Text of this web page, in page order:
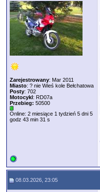
Zarejestrowany: Mar 2011
Miasto: ? nie Wieś kole Bełchatowa
Posty: 702
Motocykl: RD07a
Przebieg: 50500
Online: 2 miesiące 1 tydzień 5 dni 5
godz 43 min 31 s
08.03.2026, 23:05